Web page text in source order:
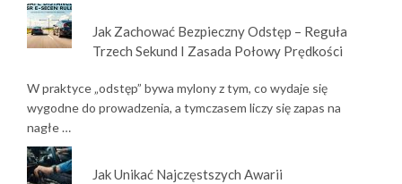
Jak Zachować Bezpieczny Odstęp – Reguła
Trzech Sekund I Zasada Połowy Prędkości
W praktyce „odstęp” bywa mylony z tym, co wydaje się
wygodne do prowadzenia, a tymczasem liczy się zapas na
nagłe …
Jak Unikać Najczęstszych Awarii